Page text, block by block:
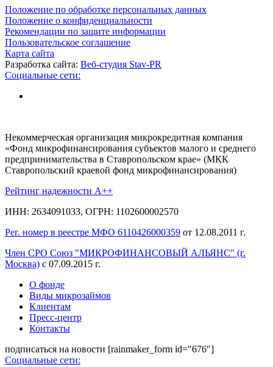
Положение по обработке персональных данных
Положение о конфиденциальности
Рекомендации по защите информации
Пользовательское соглашение
Карта сайта
Разработка сайта: Веб-студия Stav-PR
Социальные сети:
Некоммерческая организация микрокредитная компания
«Фонд микрофинансирования субъектов малого и среднего
предпринимательства в Ставропольском крае» (МКК
Ставропольский краевой фонд микрофинансирования)
Рейтинг надежности A++
ИНН: 2634091033, ОГРН: 1102600002570
Рег. номер в реестре МФО 6110426000359 от 12.08.2011 г.
Член СРО Союз "МИКРОФИНАНСОВЫЙ АЛЬЯНС" (г.
Москва) с 07.09.2015 г.
О фонде
Виды микрозаймов
Клиентам
Пресс-центр
Контакты
подписаться на новости [rainmaker_form id="676"]
Социальные сети: